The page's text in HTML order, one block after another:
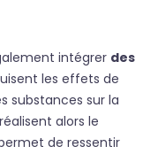
intégrer des
les effets de
substances sur la
alors le
de ressentir